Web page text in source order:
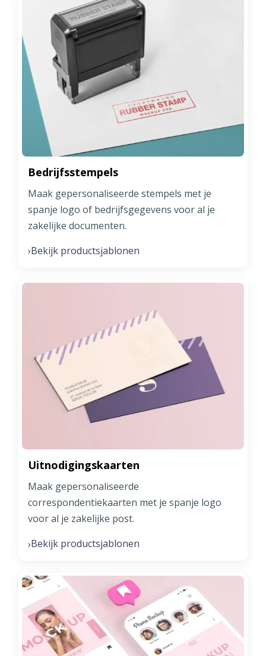
Bedrijfsstempels
Maak gepersonaliseerde stempels met je
spanje logo of bedrijfsgegevens voor al je
zakelijke documenten.
›Bekijk productsjablonen
Uitnodigingskaarten
Maak gepersonaliseerde
correspondentiekaarten met je spanje logo
voor al je zakelijke post.
›Bekijk productsjablonen